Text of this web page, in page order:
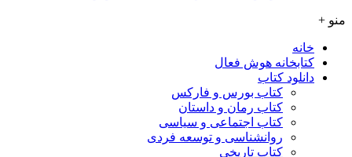
منو +
خانه
کتابخانه هوش فعال
دانلود کتاب
کتاب بورس و فارکس
کتاب رمان و داستان
کتاب اجتماعی و سیاسی
روانشناسی و توسعه فردی
کتاب تاریخی